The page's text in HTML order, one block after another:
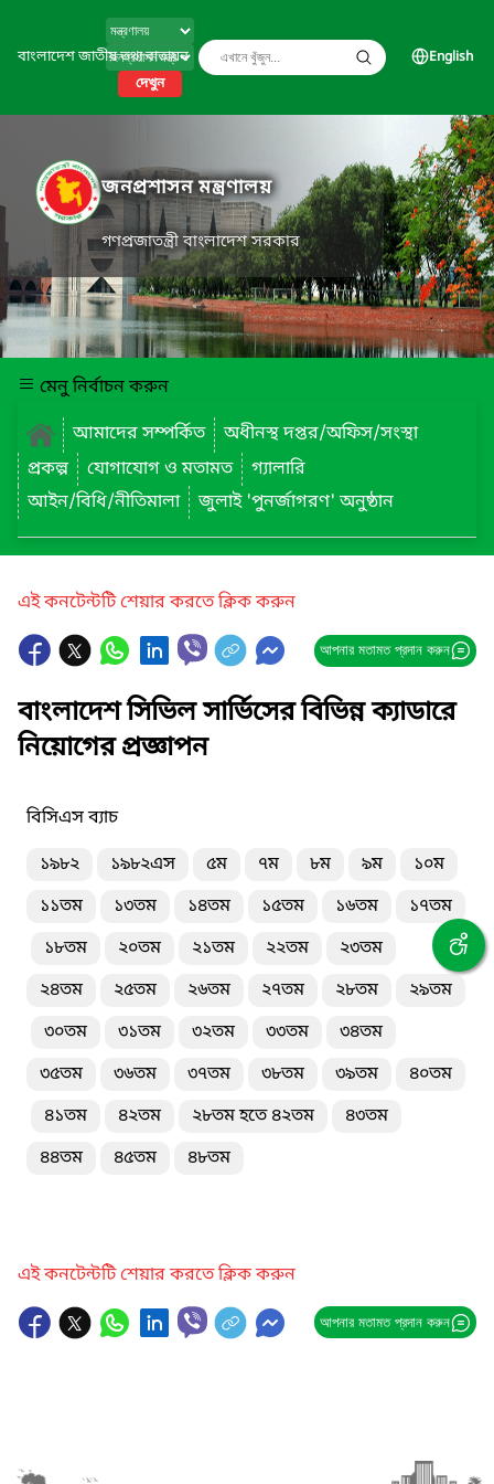
বাংলাদেশ জাতীয় তথ্য বাতায়ন
দেখুন
English
জনপ্রশাসন মন্ত্রণালয়
গণপ্রজাতন্ত্রী বাংলাদেশ সরকার
মেনু নির্বাচন করুন
আমাদের সম্পর্কিত
অধীনস্থ দপ্তর/অফিস/সংস্থা
প্রকল্প
যোগাযোগ ও মতামত
গ্যালারি
আইন/বিধি/নীতিমালা
জুলাই 'পুনর্জাগরণ' অনুষ্ঠান
এই কনটেন্টটি শেয়ার করতে ক্লিক করুন
আপনার মতামত প্রদান করুন
বাংলাদেশ সিভিল সার্ভিসের বিভিন্ন ক্যাডারে
নিয়োগের প্রজ্ঞাপন
বিসিএস ব্যাচ
১৯৮২
১৯৮২এস ৫ম ৭ম ৮ম ৯ম
১০ম
১১তম
১৩তম ১৪তম ১৫তম ১৬তম
১৭তম
১৮তম
২০তম ২১তম ২২তম
২৩তম
২৪তম
২৫তম ২৬তম ২৭তম ২৮তম
২৯তম
৩০তম
৩১তম ৩২তম ৩৩তম
৩৪তম
৩৫তম
৩৬তম ৩৭তম ৩৮তম ৩৯তম
৪০তম
৪১তম
৪২তম ২৮তম হতে ৪২তম
৪৩তম
৪৪তম
৪৫তম ৪৮তম
এই কনটেন্টটি শেয়ার করতে ক্লিক করুন
আপনার মতামত প্রদান করুন